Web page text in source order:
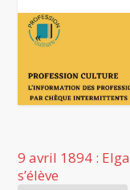
9 avril 1894 :
s’élève